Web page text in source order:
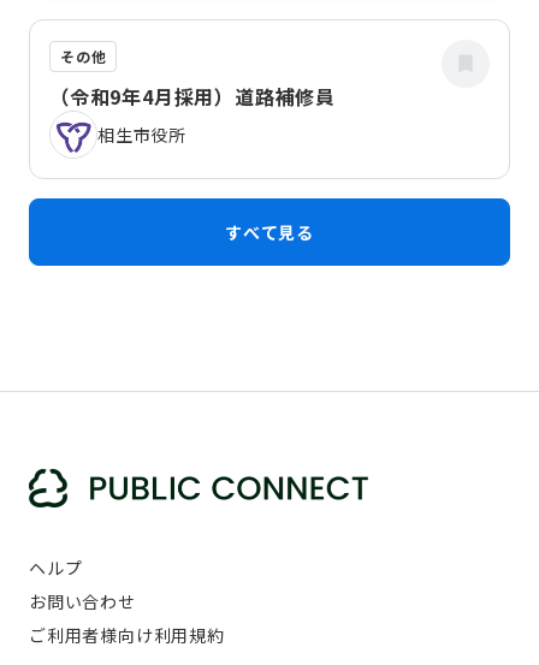
その他
（令和9年4月採用）道路補修員
相生市役所
すべて見る
ヘルプ
お問い合わせ
ご利用者様向け利用規約